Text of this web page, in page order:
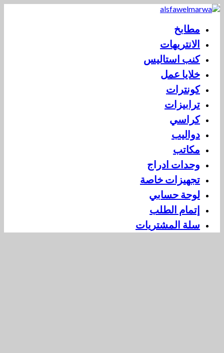
مطابخ
الانتريهات
كنب استاليس
خلايا عمل
كونترات
ترابيزات
كراسي
دواليب
مكاتب
وحدات ادراج
تجهيزات خاصة
لوحة حسابي
إتمام الطلب
سلة المشتريات